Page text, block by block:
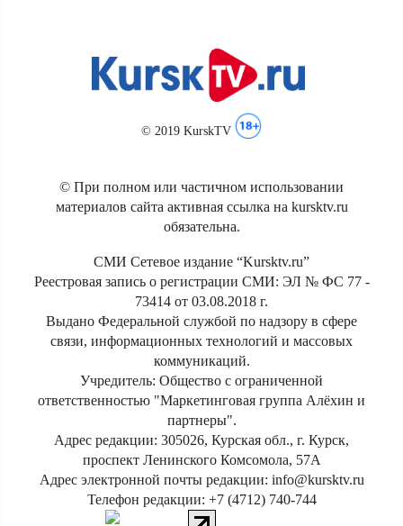
© 2019 KurskTV
© При полном или частичном использовании
материалов сайта активная ссылка на kursktv.ru
обязательна.
СМИ Сетевое издание “Kursktv.ru”
Реестровая запись о регистрации СМИ: ЭЛ № ФС 77 -
73414 от 03.08.2018 г.
Выдано Федеральной службой по надзору в сфере
связи, информационных технологий и массовых
коммуникаций.
Учредитель: Общество с ограниченной
ответственностью "Маркетинговая группа Алёхин и
партнеры".
Адрес редакции: 305026, Курская обл., г. Курск,
проспект Ленинского Комсомола, 57А
Адрес электронной почты редакции: info@kursktv.ru
Телефон редакции: +7 (4712) 740-744